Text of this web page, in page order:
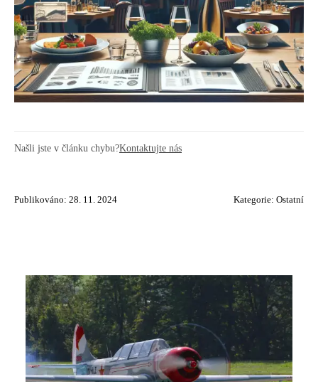
Našli jste v článku chybu?Kontaktujte nás
Publikováno: 28. 11. 2024 Kategorie: Ostatní